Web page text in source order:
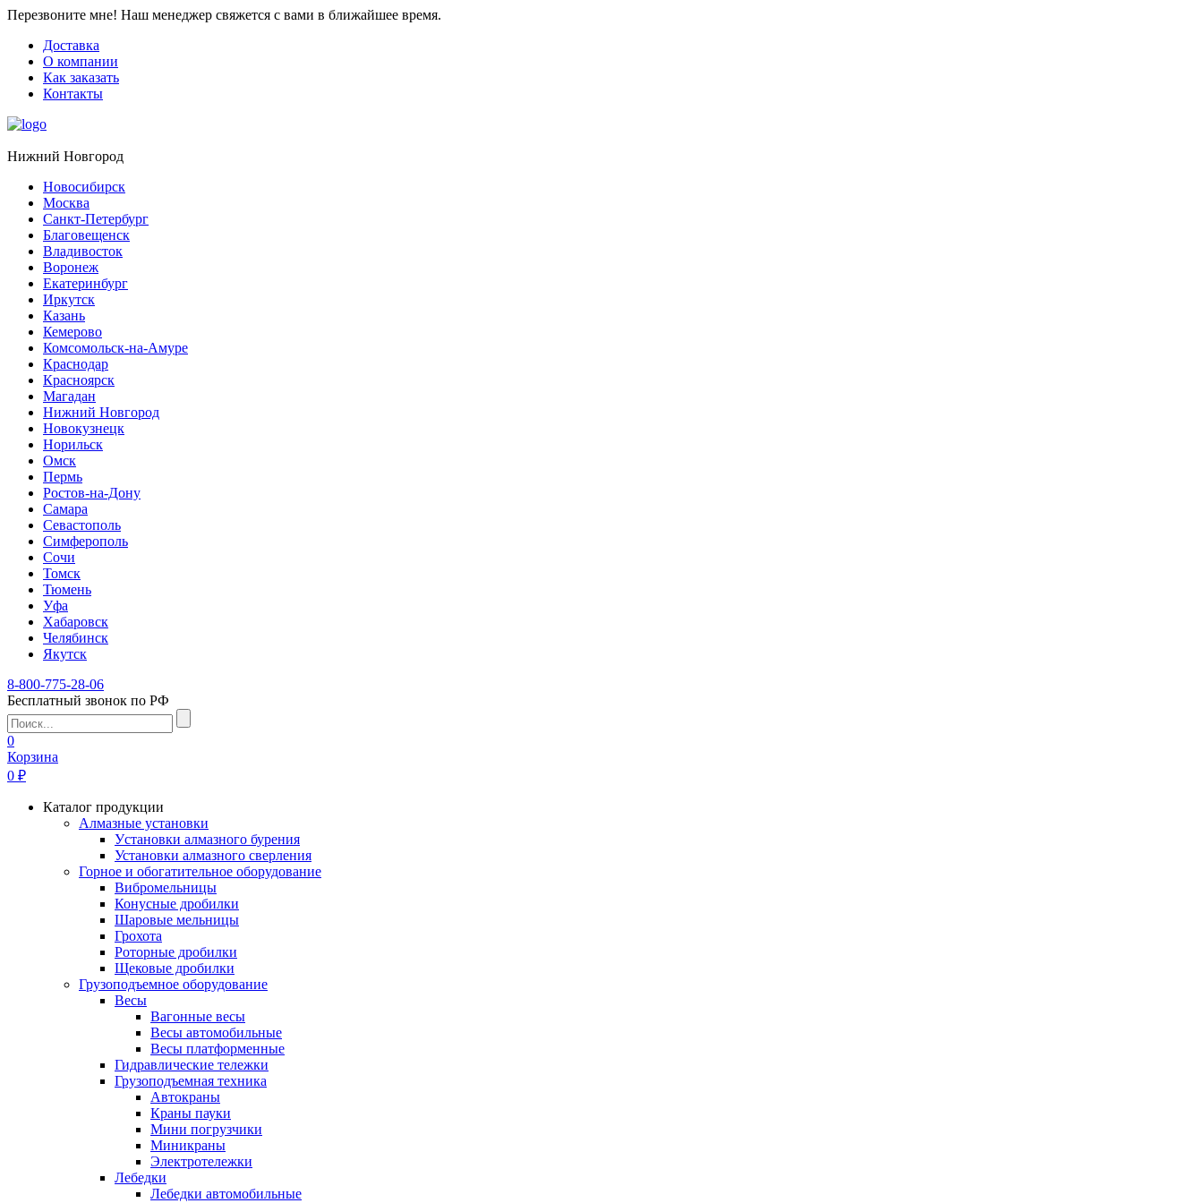
Перезвоните мне! Наш менеджер свяжется с вами в ближайшее время.
Доставка
О компании
Как заказать
Контакты
Нижний Новгород
Новосибирск
Москва
Санкт-Петербург
Благовещенск
Владивосток
Воронеж
Екатеринбург
Иркутск
Казань
Кемерово
Комсомольск-на-Амуре
Краснодар
Красноярск
Магадан
Нижний Новгород
Новокузнецк
Норильск
Омск
Пермь
Ростов-на-Дону
Самара
Севастополь
Симферополь
Сочи
Томск
Тюмень
Уфа
Хабаровск
Челябинск
Якутск
8-800-775-28-06
Бесплатный звонок по РФ
0
Корзина
0 ₽
Каталог продукции
Алмазные установки
Уcтановки алмазного бурения
Установки алмазного сверления
Горное и обогатительное оборудование
Вибромельницы
Конусные дробилки
Шаровые мельницы
Грохота
Роторные дробилки
Щековые дробилки
Грузоподъемное оборудование
Весы
Вагонные весы
Весы автомобильные
Весы платформенные
Гидравлические тележки
Грузоподъемная техника
Автокраны
Краны пауки
Мини погрузчики
Миникраны
Электротележки
Лебедки
Лебедки автомобильные